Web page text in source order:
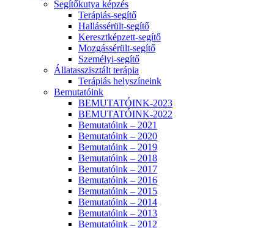
Segítőkutya képzés
Terápiás-segítő
Hallássérült-segítő
Keresztképzett-segítő
Mozgássérült-segítő
Személyi-segítő
Állatasszisztált terápia
Terápiás helyszíneink
Bemutatóink
BEMUTATÓINK-2023
BEMUTATÓINK-2022
Bemutatóink – 2021
Bemutatóink – 2020
Bemutatóink – 2019
Bemutatóink – 2018
Bemutatóink – 2017
Bemutatóink – 2016
Bemutatóink – 2015
Bemutatóink – 2014
Bemutatóink – 2013
Bemutatóink – 2012